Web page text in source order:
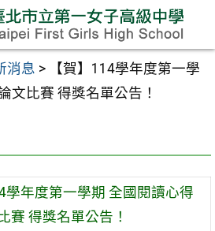
消息 >
【賀】114學年度第一學
文比賽 得獎名單公告！
學年度第一學期 全國閱讀心得
賽 得獎名單公告！